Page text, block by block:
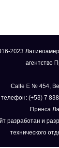
2023
агентство
Calle E № 454,
телефон: (+53) 7
Пренса
разработан и
технического